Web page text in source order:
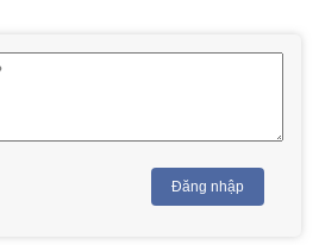
Đăng nhập